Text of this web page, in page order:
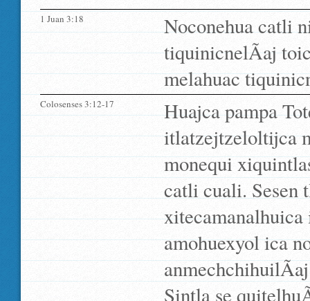
1 Juan 3:18
Noconehua catli
tiquinicnelÃ­aj
melahuac
Colosenses 3:12-17
Huajca pampa
itlatzejtzeloltijca
monequi
catli cuali. Sesen
amohuexyol ica
Sintla se